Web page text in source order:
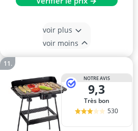
voir plus
voir moins
NOTRE AVIS
9,3
Très bon
530